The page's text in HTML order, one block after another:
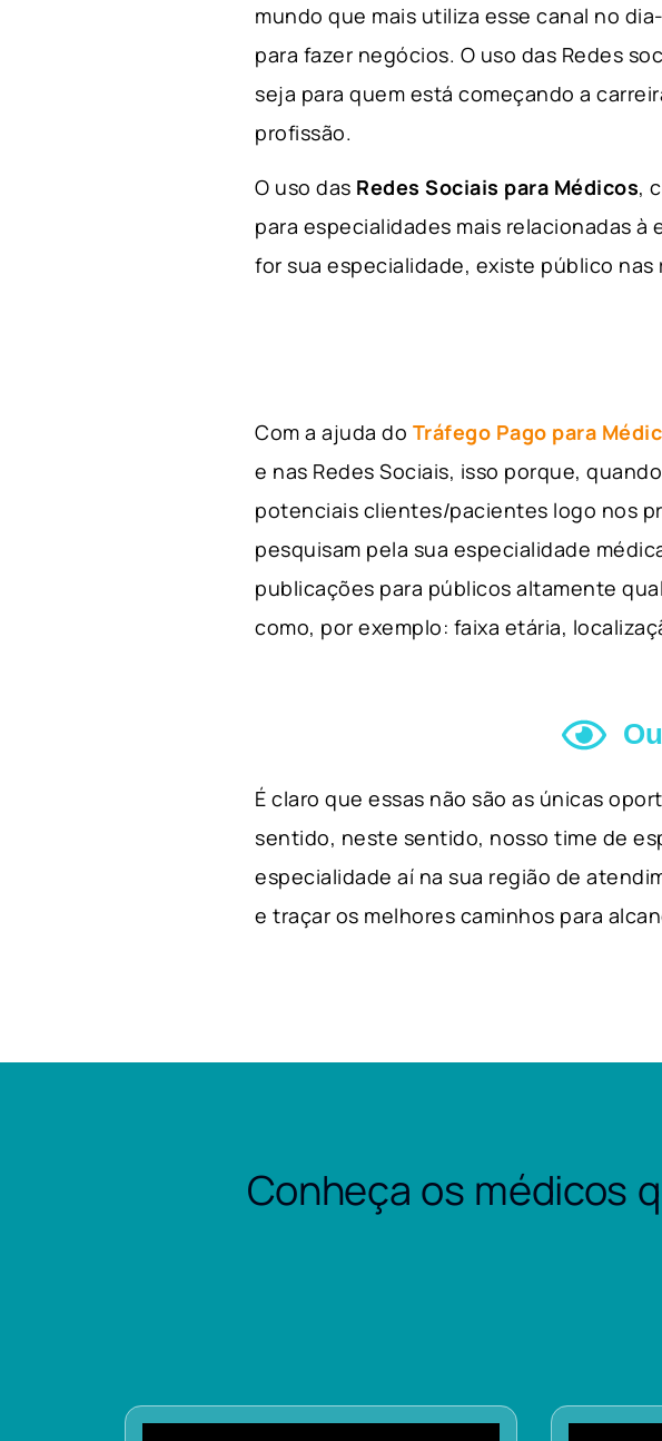
mundo que mais utiliza esse canal no
para fazer negócios. O uso das Redes
seja para quem está começando a
profissão.
O uso das Redes Sociais para Médicos,
para especialidades mais relacionadas
for sua especialidade, existe público nas
Com a ajuda do Tráfego Pago para
e nas Redes Sociais, isso porque,
potenciais clientes/pacientes logo nos
pesquisam pela sua especialidade
publicações para públicos altamente
como, por exemplo: faixa etária,
É claro que essas não são as únicas
sentido, neste sentido, nosso time de
especialidade aí na sua região de
e traçar os melhores caminhos para
Conheça os médicos